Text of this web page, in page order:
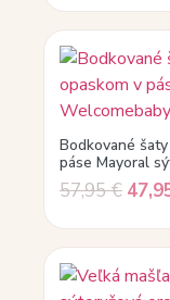
Bodkované
páse Mayoral
57,95€